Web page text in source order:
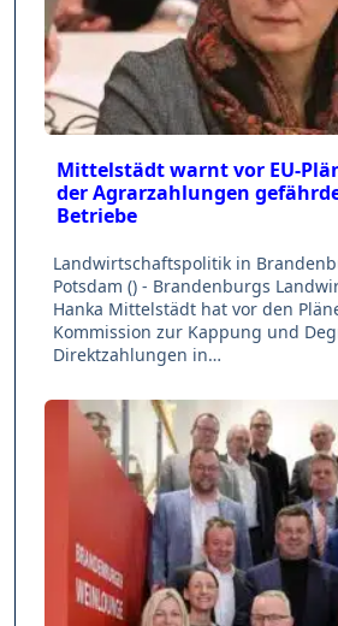
Mittelstädt warnt vor EU-
der Agrarzahlungen
Betriebe
Landwirtschaftspolitik in
Potsdam () - Brandenburgs
Hanka Mittelstädt hat vor den
Kommission zur Kappung und
Direktzahlungen in…